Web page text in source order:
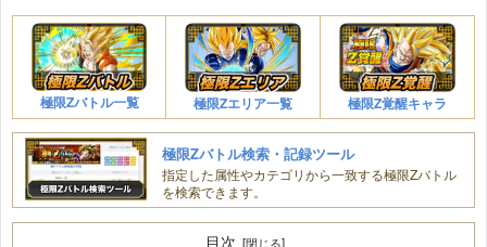
極限Zバトル一覧 極限Zエリア一覧 極限Z覚醒キャラ
極限Zバトル検索・記録ツール
指定した属性やカテゴリから一致する極限Zバトル
を検索できます。
目次